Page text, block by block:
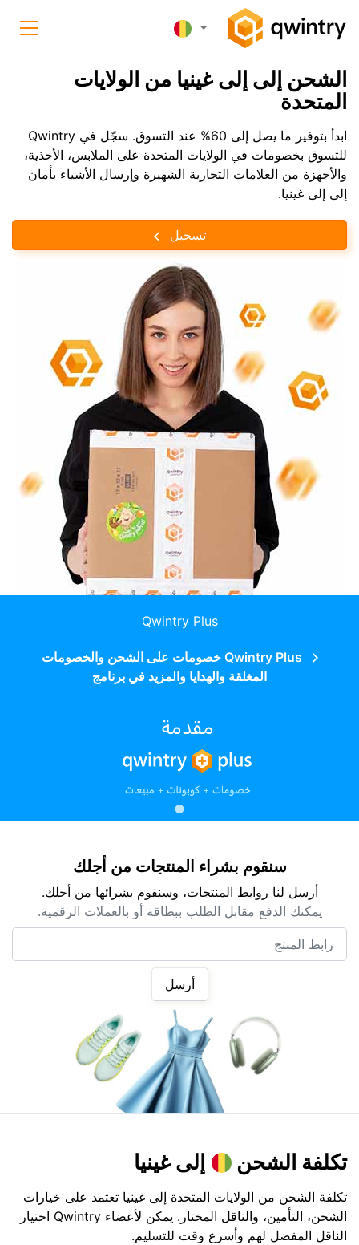
الشحن إلى إلى غينيا من الولايات
المتحدة
ابدأ بتوفير ما يصل إلى 60% عند التسوق. سجّل في Qwintry
للتسوق بخصومات في الولايات المتحدة على الملابس، الأحذية،
والأجهزة من العلامات التجارية الشهيرة وإرسال الأشياء بأمان
إلى إلى غينيا.
تسجيل
Qwintry Plus
Qwintry Plus خصومات على الشحن والخصومات
المغلقة والهدايا والمزيد في برنامج
سنقوم بشراء المنتجات من أجلك
أرسل لنا روابط المنتجات، وسنقوم بشرائها من أجلك.
يمكنك الدفع مقابل الطلب ببطاقة أو بالعملات الرقمية.
أرسل
تكلفة الشحن إلى غينيا
تكلفة الشحن من الولايات المتحدة إلى غينيا تعتمد على خيارات
الشحن، التأمين، والناقل المختار. يمكن لأعضاء Qwintry اختيار
الناقل المفضل لهم وأسرع وقت للتسليم.